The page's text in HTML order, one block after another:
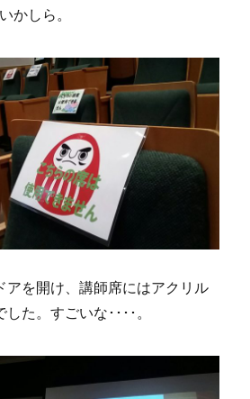
かしら。
アを開け、講師席にはアクリル
た。すごいな････。